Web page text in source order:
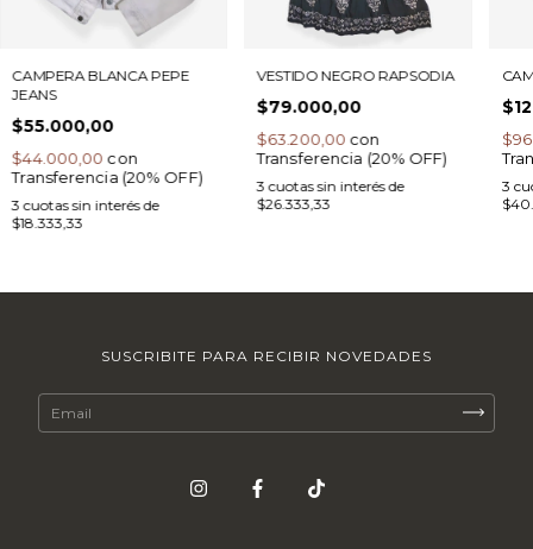
CAMPERA BLANCA PEPE
JEANS
$55.000,00
$44.000,00con
Transferencia (20% OFF)
3 cuotas sin interés de
$18.333,33
VESTIDO NEGRO RAPSODIA
$79.000,00
$63.200,00 con
Transferencia (20% OFF)
3 cuotas sin interés de
$26.333,33
3
SUSCRIBITE PARA RECIBIR NOVEDADES